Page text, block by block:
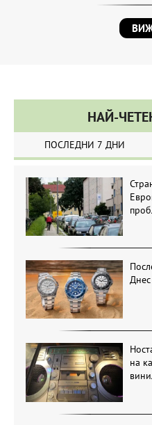
НАЙ-
ПОСЛЕДНИ 7 ДНИ
Днес
на